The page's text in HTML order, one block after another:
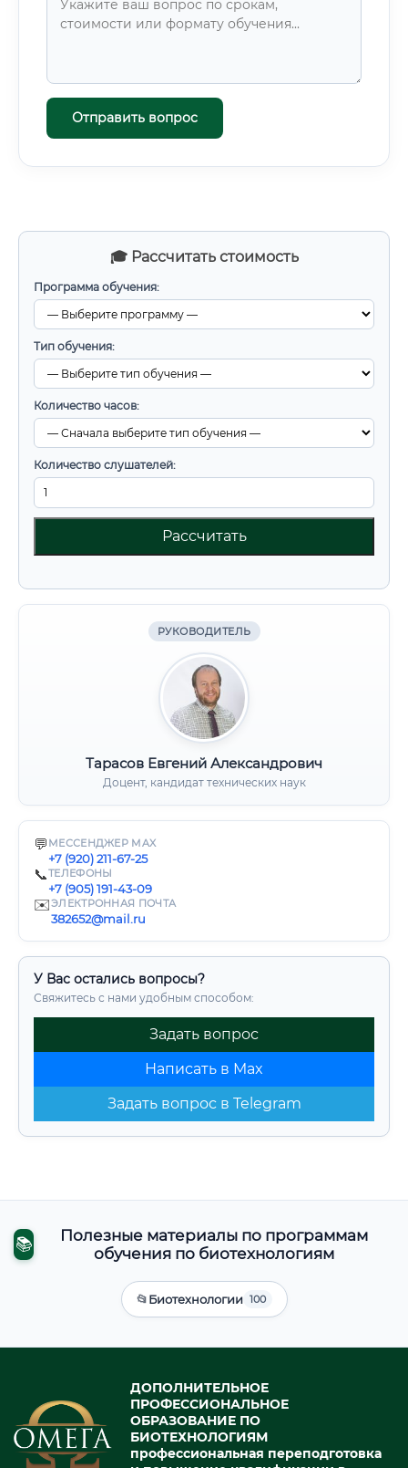
🎓 Рассчитать стоимость
Программа обучения:
Тип обучения:
Количество часов:
Количество слушателей:
Рассчитать
РУКОВОДИТЕЛЬ
Тарасов Евгений Александрович
Доцент, кандидат технических наук
💬 МЕССЕНДЖЕР MAX
+7 (920) 211-67-25
📞ТЕЛЕФОНЫ
+7 (905) 191-43-09
✉️ЭЛЕКТРОННАЯ ПОЧТА
382652@mail.ru
У Вас остались вопросы?
Свяжитесь с нами удобным способом:
Задать вопрос
Написать в Max
Задать вопрос в Telegram
Отправить вопрос
📚
Полезные материалы по программам
обучения по биотехнологиям
📂Биотехнологии 100
ДОПОЛНИТЕЛЬНОЕ
ПРОФЕССИОНАЛЬНОЕ
ОБРАЗОВАНИЕ ПО
БИОТЕХНОЛОГИЯМ
профессиональная переподготовка